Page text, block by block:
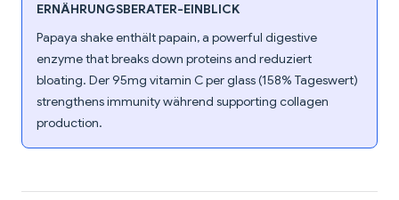
ERNÄHRUNGSBERATER-EINBLICK
Papaya shake enthält papain, a powerful digestive
enzyme that breaks down proteins and reduziert
bloating. Der 95mg vitamin C per glass (158% Tageswert)
strengthens immunity während supporting collagen
production.